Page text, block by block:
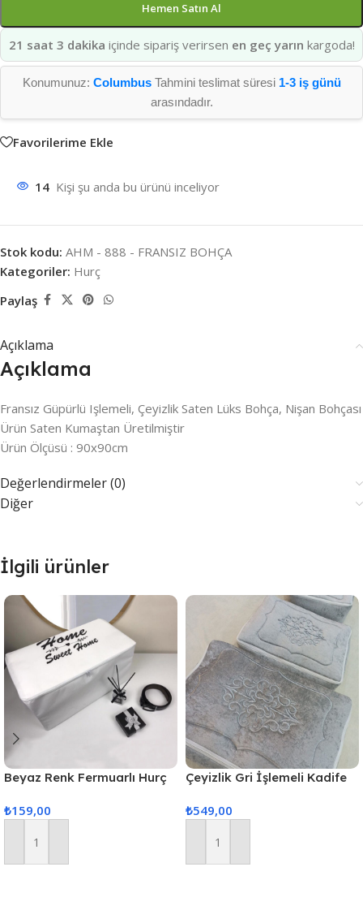
Hemen Satın Al
21 saat 3 dakika içinde sipariş verirsen en geç yarın kargoda!
Konumunuz: ColumbusTahmini teslimat süresi 1-3 iş günü
arasındadır.
Favorilerime Ekle
14 Kişi şu anda bu ürünü inceliyor
Stok kodu: AHM - 888 - FRANSIZ BOHÇA
Kategoriler: Hurç
Paylaş
Açıklama
Açıklama
Fransız Güpürlü Işlemeli, Çeyizlik Saten Lüks Bohça, Nişan Bohçası
Ürün Saten Kumaştan Üretilmiştir
Ürün Ölçüsü : 90x90cm
Değerlendirmeler (0)
Diğer
İlgili ürünler
Beyaz Renk Fermuarlı Hurç
100x50x50cm
₺159,00
Sepete Ekle
Çeyizlik Gri İşlemeli Kadife
Hurcu, Bohça Gelin Hurç Seti
₺549,00
Sepete Ekle